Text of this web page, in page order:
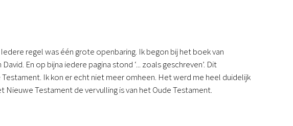
regel was één grote openbaring. Ik begon bij het boek van
En op bijna iedere pagina stond ‘... zoals geschreven’. Dit
Ik kon er echt niet meer omheen. Het werd me heel duidelijk
Testament de vervulling is van het Oude Testament.